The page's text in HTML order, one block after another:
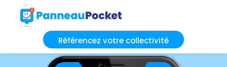
Référencez votre collectivité